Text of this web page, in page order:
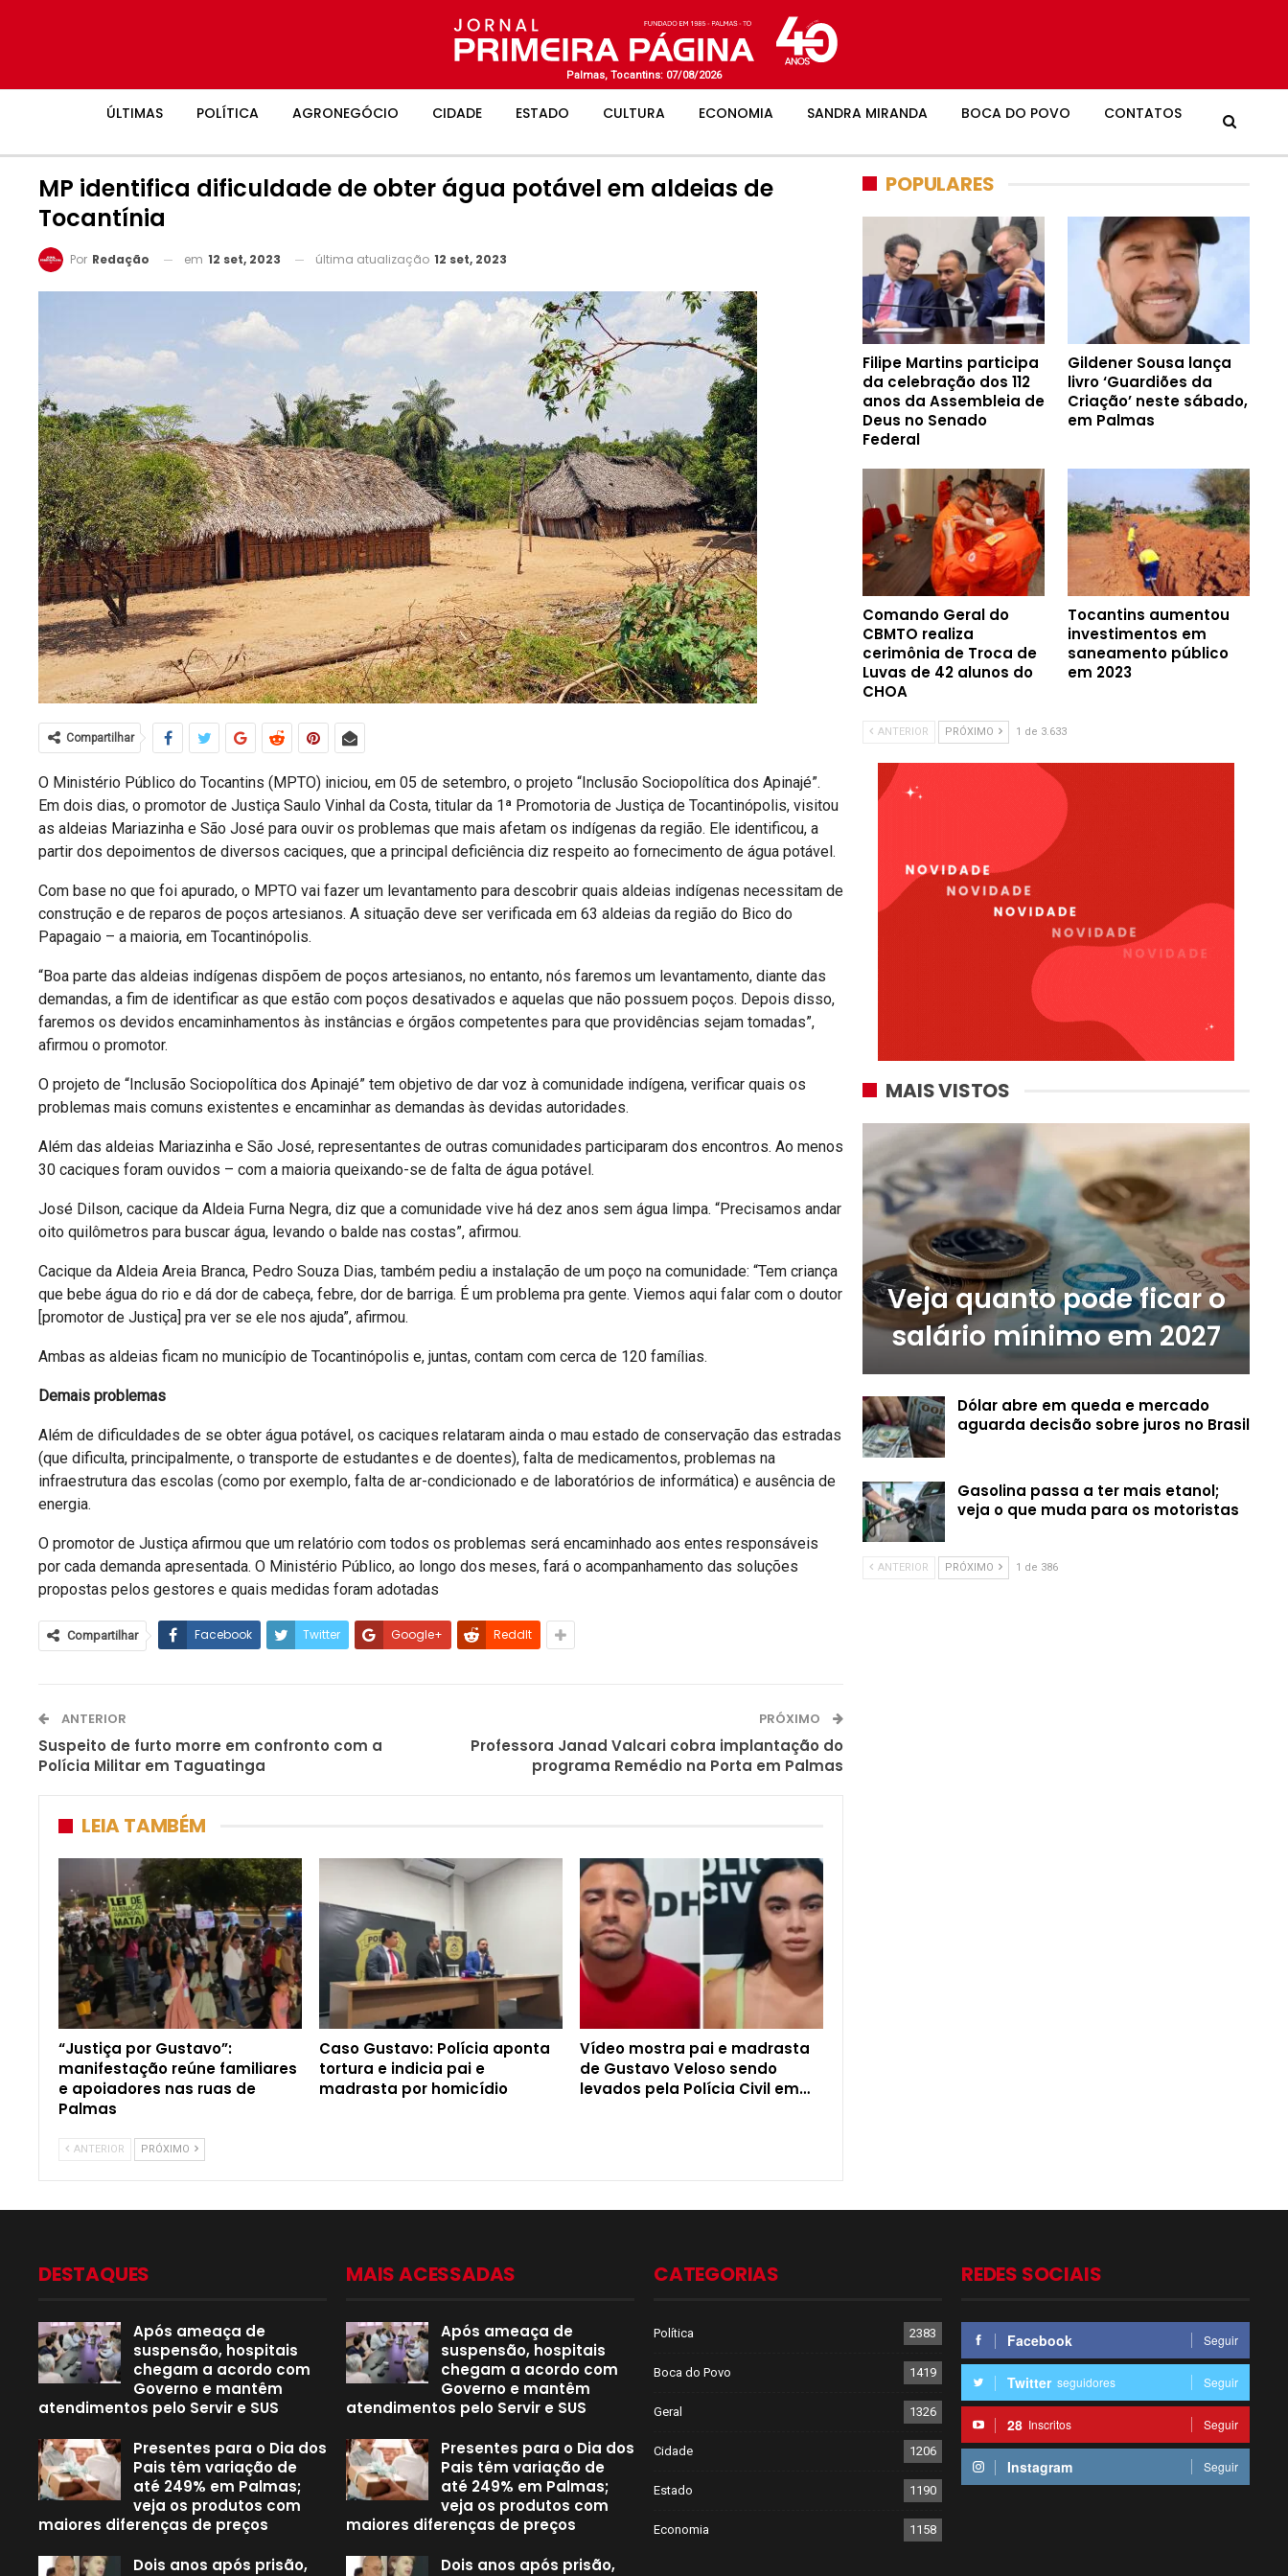
Palmas, Tocantins: 07/08/2026
ÚLTIMAS POLÍTICA AGRONEGÓCIO CIDADE ESTADO CULTURA ECONOMIA SANDRA MIRANDA BOCA DO POVO CONTATOS
MP identifica dificuldade de obter água potável em aldeias de
Tocantínia
Por Redação em 12 set, 2023 última atualização 12 set, 2023
Compartilhar
O Ministério Público do Tocantins (MPTO) iniciou, em 05 de setembro, o projeto “Inclusão Sociopolítica dos Apinajé”.
Em dois dias, o promotor de Justiça Saulo Vinhal da Costa, titular da 1ª Promotoria de Justiça de Tocantinópolis, visitou
as aldeias Mariazinha e São José para ouvir os problemas que mais afetam os indígenas da região. Ele identificou, a
partir dos depoimentos de diversos caciques, que a principal deficiência diz respeito ao fornecimento de água potável.
Com base no que foi apurado, o MPTO vai fazer um levantamento para descobrir quais aldeias indígenas necessitam de
construção e de reparos de poços artesianos. A situação deve ser verificada em 63 aldeias da região do Bico do
Papagaio – a maioria, em Tocantinópolis.
“Boa parte das aldeias indígenas dispõem de poços artesianos, no entanto, nós faremos um levantamento, diante das
demandas, a fim de identificar as que estão com poços desativados e aquelas que não possuem poços. Depois disso,
faremos os devidos encaminhamentos às instâncias e órgãos competentes para que providências sejam tomadas”,
afirmou o promotor.
O projeto de “Inclusão Sociopolítica dos Apinajé” tem objetivo de dar voz à comunidade indígena, verificar quais os
problemas mais comuns existentes e encaminhar as demandas às devidas autoridades.
Além das aldeias Mariazinha e São José, representantes de outras comunidades participaram dos encontros. Ao menos
30 caciques foram ouvidos – com a maioria queixando-se de falta de água potável.
José Dilson, cacique da Aldeia Furna Negra, diz que a comunidade vive há dez anos sem água limpa. “Precisamos andar
oito quilômetros para buscar água, levando o balde nas costas”, afirmou.
Cacique da Aldeia Areia Branca, Pedro Souza Dias, também pediu a instalação de um poço na comunidade: “Tem criança
que bebe água do rio e dá dor de cabeça, febre, dor de barriga. É um problema pra gente. Viemos aqui falar com o doutor
[promotor de Justiça] pra ver se ele nos ajuda”, afirmou.
Ambas as aldeias ficam no município de Tocantinópolis e, juntas, contam com cerca de 120 famílias.
Demais problemas
Além de dificuldades de se obter água potável, os caciques relataram ainda o mau estado de conservação das estradas
(que dificulta, principalmente, o transporte de estudantes e de doentes), falta de medicamentos, problemas na
infraestrutura das escolas (como por exemplo, falta de ar-condicionado e de laboratórios de informática) e ausência de
energia.
O promotor de Justiça afirmou que um relatório com todos os problemas será encaminhado aos entes responsáveis
por cada demanda apresentada. O Ministério Público, ao longo dos meses, fará o acompanhamento das soluções
propostas pelos gestores e quais medidas foram adotadas
Compartilhar Facebook Twitter Google+ ReddIt
ANTERIOR
Suspeito de furto morre em confronto com a
Polícia Militar em Taguatinga
PRÓXIMO
Professora Janad Valcari cobra implantação do
programa Remédio na Porta em Palmas
LEIA TAMBÉM
“Justiça por Gustavo”:
manifestação reúne familiares
e apoiadores nas ruas de
Palmas
Caso Gustavo: Polícia aponta
tortura e indicia pai e
madrasta por homicídio
Vídeo mostra pai e madrasta
de Gustavo Veloso sendo
levados pela Polícia Civil em…
ANTERIOR PRÓXIMO
POPULARES
Filipe Martins participa
da celebração dos 112
anos da Assembleia de
Deus no Senado
Federal
Gildener Sousa lança
livro ‘Guardiões da
Criação’ neste sábado,
em Palmas
Comando Geral do
CBMTO realiza
cerimônia de Troca de
Luvas de 42 alunos do
CHOA
Tocantins aumentou
investimentos em
saneamento público
em 2023
ANTERIOR PRÓXIMO 1 de 3.633
MAIS VISTOS
Veja quanto pode ficar o
salário mínimo em 2027
Dólar abre em queda e mercado
aguarda decisão sobre juros no Brasil
Gasolina passa a ter mais etanol;
veja o que muda para os motoristas
ANTERIOR PRÓXIMO 1 de 386
DESTAQUES
Após ameaça de
suspensão, hospitais
chegam a acordo com
Governo e mantêm
atendimentos pelo Servir e SUS
Presentes para o Dia dos
Pais têm variação de
até 249% em Palmas;
veja os produtos com
maiores diferenças de preços
Dois anos após prisão,
MAIS ACESSADAS
Após ameaça de
suspensão, hospitais
chegam a acordo com
Governo e mantêm
atendimentos pelo Servir e SUS
Presentes para o Dia dos
Pais têm variação de
até 249% em Palmas;
veja os produtos com
maiores diferenças de preços
Dois anos após prisão,
CATEGORIAS
Política 2383
Boca do Povo 1419
Geral 1326
Cidade 1206
Estado 1190
Economia 1158
REDES SOCIAIS
Facebook Seguir
Twitter seguidores Seguir
28 Inscritos Seguir
Instagram Seguir